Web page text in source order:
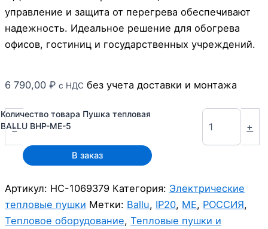
управление и защита от перегрева обеспечивают
надежность. Идеальное решение для обогрева
офисов, гостиниц и государственных учреждений.
6 790,00 ₽ с НДС без учета доставки и монтажа
-
Количество товара Пушка тепловая
BALLU BHP-ME-5
+
В заказ
Артикул: НС-1069379 Категория: Электрические
тепловые пушки Метки: Ballu, IP20, ME, РОССИЯ,
Тепловое оборудование, Тепловые пушки и